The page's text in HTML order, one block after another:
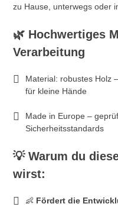
zu Hause, unterwegs oder
🌿 Hochwertiges
Verarbeitung
Material: robustes Holz
für kleine Hände
Made in Europe –
Sicherheitsstandards
💡Warum du
wirst:
👶 Fördert die